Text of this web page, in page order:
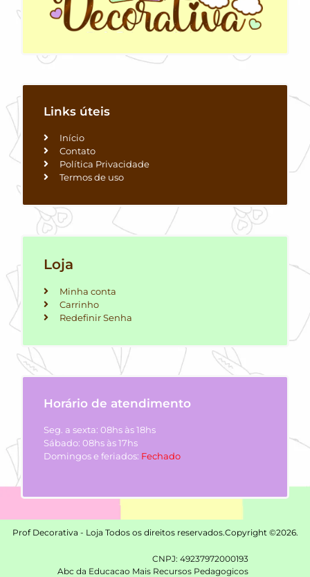
Links úteis
Início
Contato
Política Privacidade
Termos de uso
Loja
Minha conta
Carrinho
Redefinir Senha
Horário de atendimento
Seg. a sexta: 08hs às 18hs
Sábado: 08hs às 17hs
Domingos e feriados: Fechado
Prof Decorativa - Loja Todos os direitos reservados.Copyright ©2026.
CNPJ: 49237972000193
Abc da Educacao Mais Recursos Pedagogicos